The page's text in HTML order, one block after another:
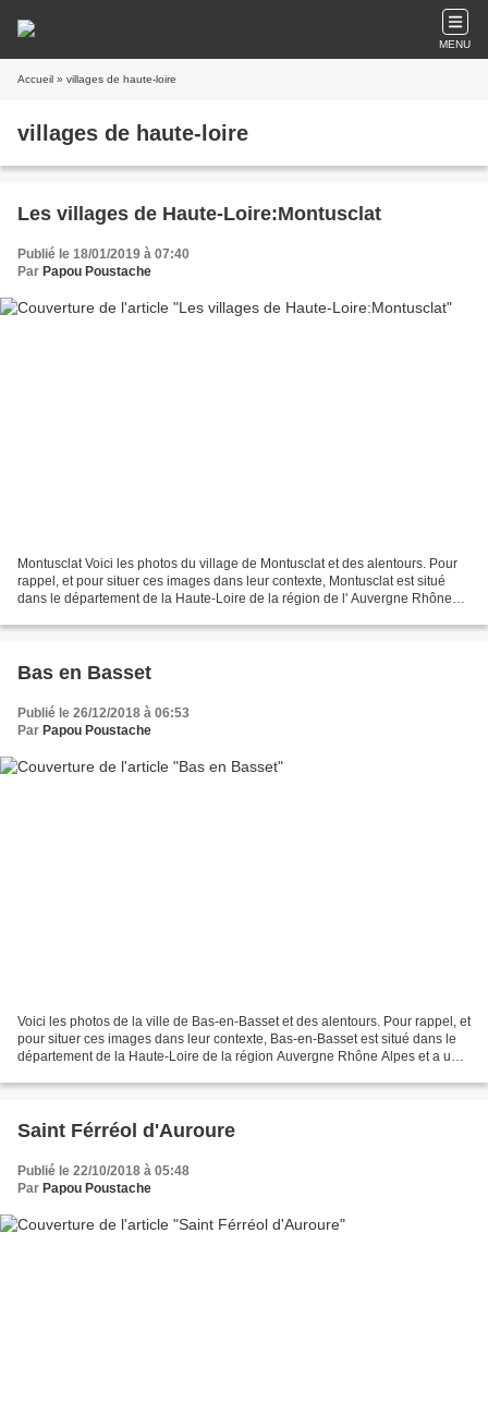
MENU
Accueil » villages de haute-loire
villages de haute-loire
Les villages de Haute-Loire:Montusclat
Publié le 18/01/2019 à 07:40
Par Papou Poustache
Montusclat Voici les photos du village de Montusclat et des alentours. Pour
rappel, et pour situer ces images dans leur contexte, Montusclat est situé
dans le département de la Haute-Loire de la région de l' Auvergne Rhône
Bas en Basset
Publié le 26/12/2018 à 06:53
Par Papou Poustache
Voici les photos de la ville de Bas-en-Basset et des alentours. Pour rappel, et
pour situer ces images dans leur contexte, Bas-en-Basset est situé dans le
département de la Haute-Loire de la région Auvergne Rhône Alpes et a une
Saint Férréol d'Auroure
Publié le 22/10/2018 à 05:48
Par Papou Poustache